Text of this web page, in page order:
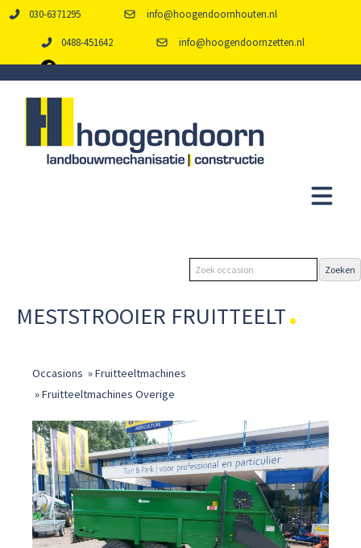
030-6371295 info@hoogendoornhouten.nl
0488-451642 info@hoogendoornzetten.nl
MESTSTROOIER FRUITTEELT
Occasions »Fruitteeltmachines
»Fruitteeltmachines Overige